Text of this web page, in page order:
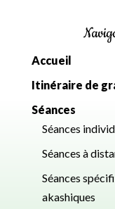
Accueil
Itinéraire de
Séances
Séances
Séances à
Séances
akashiques